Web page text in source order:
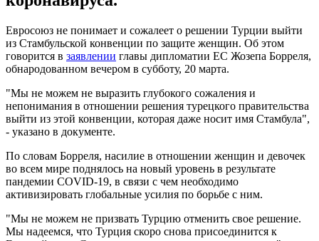
Евросоюз не понимает и сожалеет о решении Турции выйти
из Стамбульской конвенции по защите женщин. Об этом
говорится в заявлении главы дипломатии ЕС Жозепа Борреля,
обнародованном вечером в субботу, 20 марта.
"Мы не можем не выразить глубокого сожаления и
непонимания в отношении решения турецкого правительства
выйти из этой конвенции, которая даже носит имя Стамбула",
- указано в документе.
По словам Борреля, насилие в отношении женщин и девочек
во всем мире поднялось на новый уровень в результате
пандемии COVID-19, в связи с чем необходимо
активизировать глобальные усилия по борьбе с ним.
"Мы не можем не призвать Турцию отменить свое решение.
Мы надеемся, что Турция скоро снова присоединится к